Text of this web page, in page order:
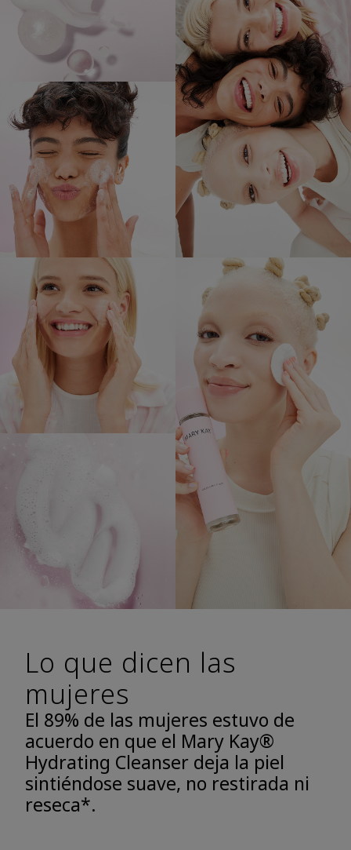
Lo que dicen las
mujeres
El 89% de las mujeres estuvo de
acuerdo en que el Mary Kay®
Hydrating Cleanser deja la piel
sintiéndose suave, no restirada ni
reseca*.